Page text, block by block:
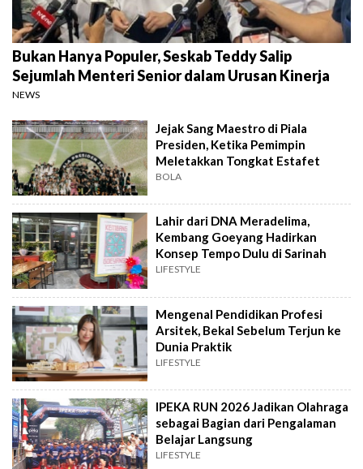
Bukan Hanya Populer, Seskab Teddy Salip
Sejumlah Menteri Senior dalam Urusan Kinerja
NEWS
Jejak Sang Maestro di Piala
Presiden, Ketika Pemimpin
Meletakkan Tongkat Estafet
BOLA
Lahir dari DNA Meradelima,
Kembang Goeyang Hadirkan
Konsep Tempo Dulu di Sarinah
LIFESTYLE
Mengenal Pendidikan Profesi
Arsitek, Bekal Sebelum Terjun ke
Dunia Praktik
LIFESTYLE
IPEKA RUN 2026 Jadikan Olahraga
sebagai Bagian dari Pengalaman
Belajar Langsung
LIFESTYLE